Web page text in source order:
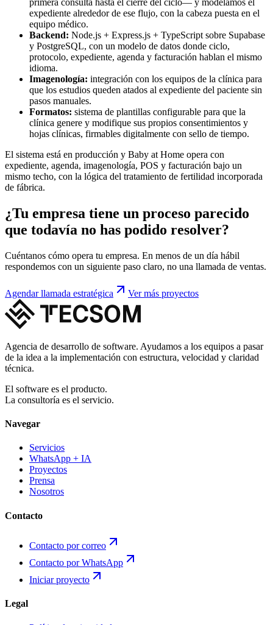
primera consulta hasta el cierre del ciclo— y modelamos el
expediente alrededor de ese flujo, con la cabeza puesta en el
equipo médico.
Backend: Node.js + Express.js + TypeScript sobre Supabase
y PostgreSQL, con un modelo de datos donde ciclo,
protocolo, expediente, agenda y facturación hablan el mismo
idioma.
Imagenología: integración con los equipos de la clínica para
que los estudios queden atados al expediente del paciente sin
pasos manuales.
Formatos: sistema de plantillas configurable para que la
clínica genere y modifique sus propios consentimientos y
hojas clínicas, firmables digitalmente con sello de tiempo.
El sistema está en producción y Baby at Home opera con
expediente, agenda, imagenología, POS y facturación bajo un
mismo techo, con la lógica del tratamiento de fertilidad incorporada
de fábrica.
¿Tu empresa tiene un proceso parecido
que todavía no has podido resolver?
Cuéntanos cómo opera tu empresa. En menos de un día hábil
respondemos con un siguiente paso claro, no una llamada de ventas.
Agendar llamada estratégica Ver más proyectos
Agencia de desarrollo de software. Ayudamos a los equipos a pasar
de la idea a la implementación con estructura, velocidad y claridad
técnica.
El software es el producto.
La consultoría es el servicio.
Navegar
Servicios
WhatsApp + IA
Proyectos
Prensa
Nosotros
Contacto
Contacto por correo
Contacto por WhatsApp
Iniciar proyecto
Legal